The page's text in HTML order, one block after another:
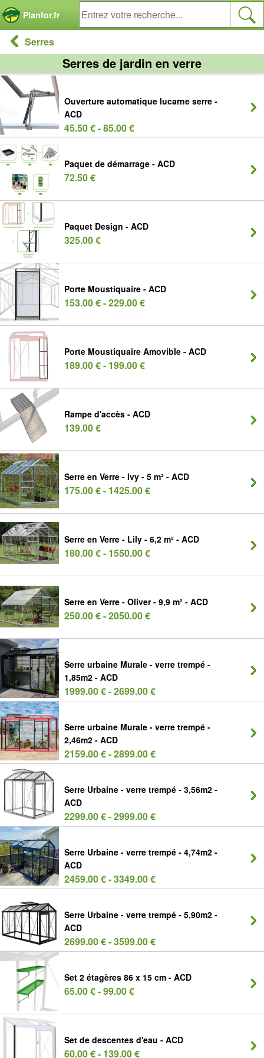
Planfor.fr
Serres
Serres de jardin en verre
Ouverture automatique lucarne serre -
ACD
45.50 € - 85.00 €
Paquet de démarrage - ACD
72.50 €
Paquet Design - ACD
325.00 €
Porte Moustiquaire - ACD
153.00 € - 229.00 €
Porte Moustiquaire Amovible - ACD
189.00 € - 199.00 €
Rampe d'accès - ACD
139.00 €
Serre en Verre - Ivy - 5 m² - ACD
175.00 € - 1425.00 €
Serre en Verre - Lily - 6,2 m² - ACD
180.00 € - 1550.00 €
Serre en Verre - Oliver - 9,9 m² - ACD
250.00 € - 2050.00 €
Serre urbaine Murale - verre trempé -
1,85m2 - ACD
1999.00 € - 2699.00 €
Serre urbaine Murale - verre trempé -
2,46m2 - ACD
2159.00 € - 2899.00 €
Serre Urbaine - verre trempé - 3,56m2 -
ACD
2299.00 € - 2999.00 €
Serre Urbaine - verre trempé - 4,74m2 -
ACD
2459.00 € - 3349.00 €
Serre Urbaine - verre trempé - 5,90m2 -
ACD
2699.00 € - 3599.00 €
Set 2 étagères 86 x 15 cm - ACD
65.00 € - 99.00 €
Set de descentes d'eau - ACD
60.00 € - 139.00 €
Panneau de gestion des cookies